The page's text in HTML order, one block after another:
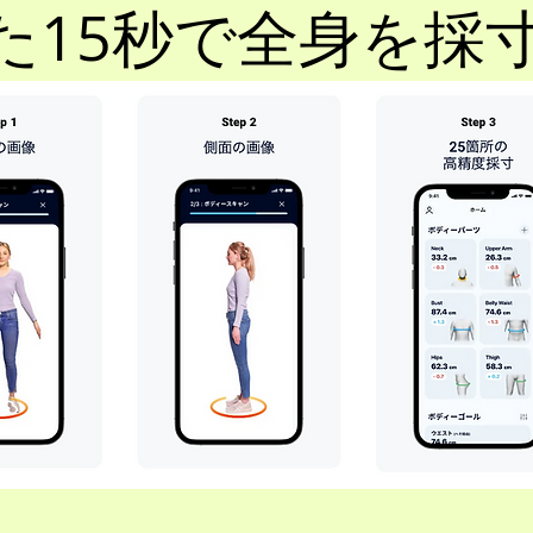
15秒で全身を採